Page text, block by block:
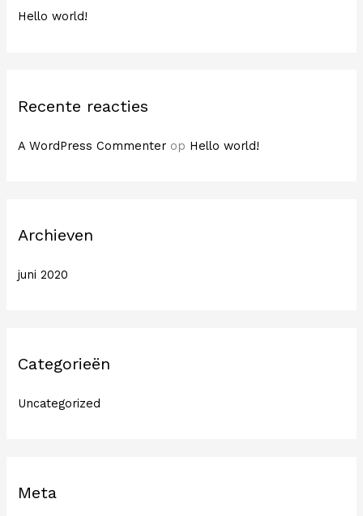
a
Hello world!
Recente reacties
A WordPress Commenter op Hello world!
Archieven
juni 2020
Categorieën
Uncategorized
Meta